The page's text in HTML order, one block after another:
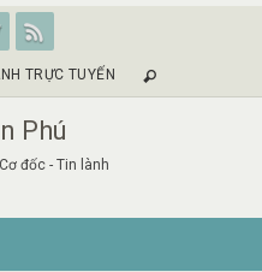
TRỰC TUYẾN
Phú
đốc - Tin lành